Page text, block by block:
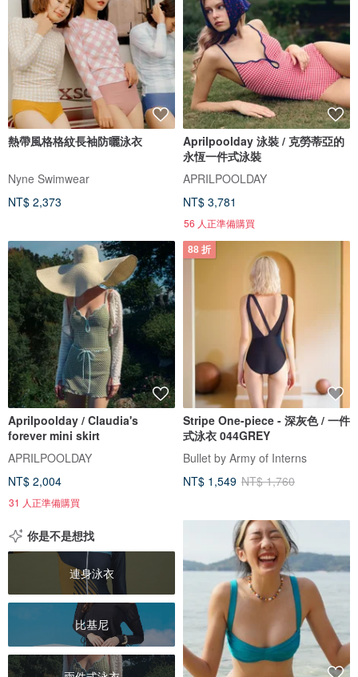
熱帶風格格紋長袖防曬泳衣
Nyne Swimwear
NT$ 2,373
Aprilpoolday 泳裝 / 克勞蒂亞的
永恆一件式泳裝
APRILPOOLDAY
NT$ 3,781
56 人正準備購買
Aprilpoolday / Claudia's
forever mini skirt
APRILPOOLDAY
NT$ 2,004
31 人正準備購買
88 折
Stripe One-piece - 深灰色 / 一件
式泳衣 044GREY
Bullet by Army of Interns
NT$ 1,549 NT$ 1,760
你是不是想找
連身泳衣
比基尼